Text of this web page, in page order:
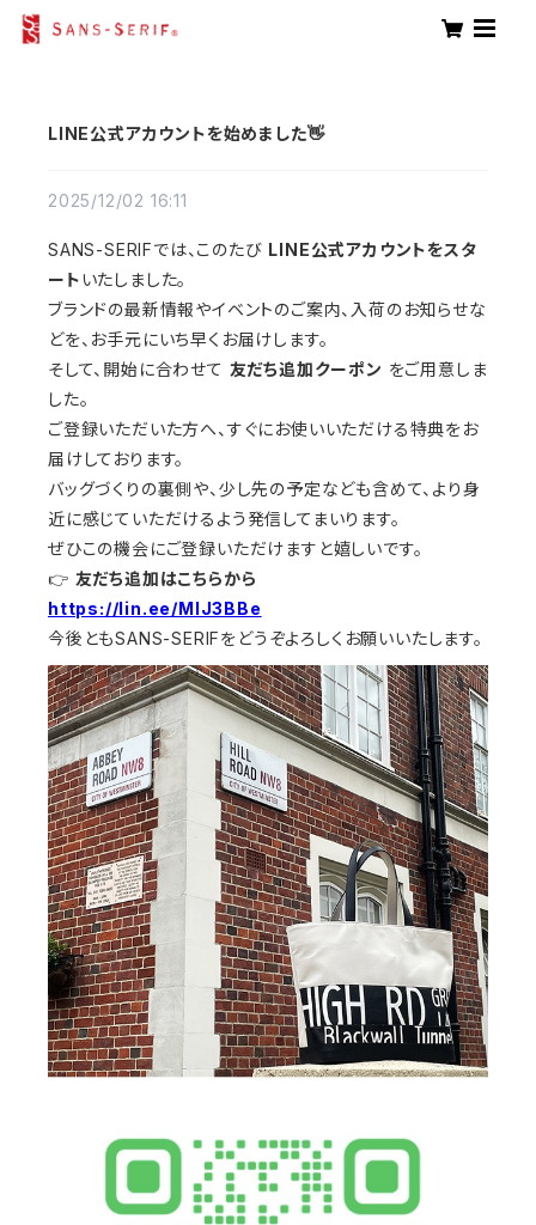
LINE公式アカウントを始めました👋
2025/12/02 16:11
SANS-SERIFでは、このたび LINE公式アカウントをスタ
ートいたしました。
ブランドの最新情報やイベントのご案内、入荷のお知らせな
どを、お手元にいち早くお届けします。
そして、開始に合わせて 友だち追加クーポン をご用意しま
した。
ご登録いただいた方へ、すぐにお使いいただける特典をお
届けしております。
バッグづくりの裏側や、少し先の予定なども含めて、より身
近に感じていただけるよう発信してまいります。
ぜひこの機会にご登録いただけますと嬉しいです。
👉 友だち追加はこちらから
https://lin.ee/MIJ3BBe
今後ともSANS-SERIFをどうぞよろしくお願いいたします。